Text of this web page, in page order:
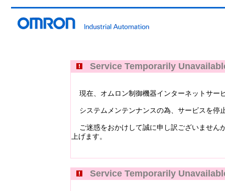
Service Temporarily
現在、オムロン制御機器インターネットサー
システムメンテンナンスの為、サービスを停
ご迷惑をおかけして誠に申し訳ございません
上げます。
Service Temporarily